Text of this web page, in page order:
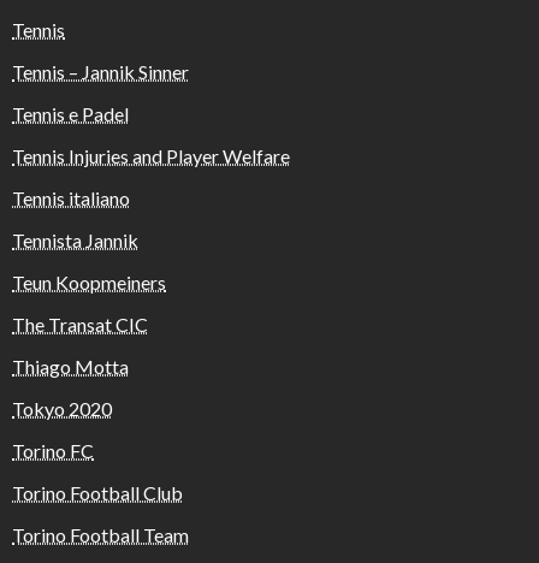
Tennis
Tennis – Jannik Sinner
Tennis e Padel
Tennis Injuries and Player Welfare
Tennis italiano
Tennista Jannik
Teun Koopmeiners
The Transat CIC
Thiago Motta
Tokyo 2020
Torino FC
Torino Football Club
Torino Football Team